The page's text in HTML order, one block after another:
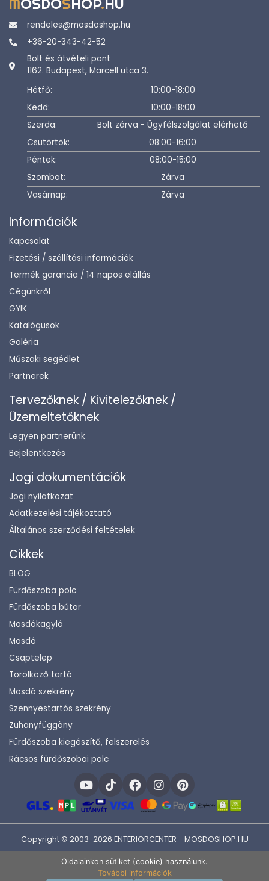
MOSDOSHOP.HU
rendeles@mosdoshop.hu
+36-20-343-42-52
Bolt és átvételi pont
1162. Budapest, Marcell utca 3.
Hétfő:
10:00-18:00
Kedd:
10:00-18:00
Szerda:
Bolt zárva - Ügyfélszolgálat elérhető
Csütörtök:
08:00-16:00
Péntek:
08:00-15:00
Szombat:
Zárva
Vasárnap:
Zárva
Információk
Kapcsolat
Fizetési / szállítási információk
Termék garancia / 14 napos elállás
Cégünkről
GYIK
Katalógusok
Galéria
Műszaki segédlet
Partnerek
Tervezőknek / Kivitelezőknek /
Üzemeltetőknek
Legyen partnerünk
Bejelentkezés
Jogi dokumentációk
Jogi nyilatkozat
Adatkezelési tájékoztató
Általános szerződési feltételek
Cikkek
BLOG
Fürdőszoba polc
Fürdőszoba bútor
Mosdókagyló
Mosdó
Csaptelep
Törölköző tartó
Mosdó szekrény
Szennyestartós szekrény
Zuhanyfüggöny
Fürdőszoba kiegészítő, felszerelés
Rácsos fürdőszobai polc
Copyright © 2003-2026 ENTERIORCENTER - MOSDOSHOP.HU
Oldalainkon sütiket (cookie) használunk.
További információk